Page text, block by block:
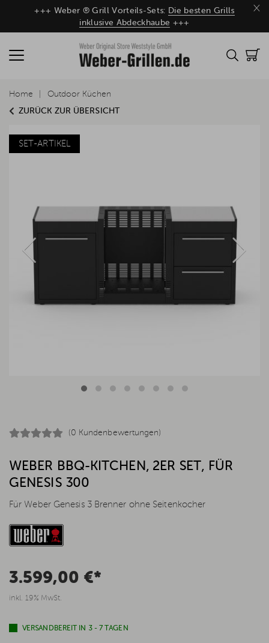
×
+++ Weber ® Grill Vorteils-Sets: Die besten Grills
inklusive Abdeckhaube +++
ZURÜCK ZUR ÜBERSICHT
Home Outdoor Küchen
SET-ARTIKEL
(0 Kundenbewertungen)
WEBER BBQ-KITCHEN, 2ER SET, FÜR
GENESIS 300
Für Weber Genesis 3 Brenner ohne Seitenkocher
3.599,00 €*
inkl. 19% MwSt.
VERSANDBEREIT IN 3 - 7 TAGEN